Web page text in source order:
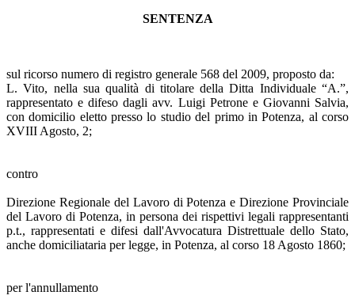
SENTENZA
sul ricorso numero di registro generale 568 del 2009, proposto da:
L. Vito, nella sua qualità di titolare della Ditta Individuale “A.”,
rappresentato e difeso dagli avv. Luigi Petrone e Giovanni Salvia,
con domicilio eletto presso lo studio del primo in Potenza, al corso
XVIII Agosto, 2;
contro
Direzione Regionale del Lavoro di Potenza e Direzione Provinciale
del Lavoro di Potenza, in persona dei rispettivi legali rappresentanti
p.t., rappresentati e difesi dall'Avvocatura Distrettuale dello Stato,
anche domiciliataria per legge, in Potenza, al corso 18 Agosto 1860;
per l'annullamento